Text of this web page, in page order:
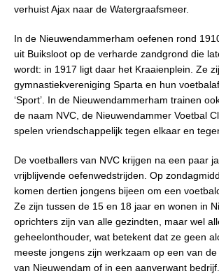
verhuist Ajax naar de Watergraafsmeer.
In de Nieuwendammerham oefenen rond
uit Buiksloot op de verharde zandgrond die
wordt: in 1917 ligt daar het Kraaienplein. Ze
gymnastiekvereniging Sparta en hun
‘Sport’. In de Nieuwendammerham trainen
de naam NVC, de Nieuwendammer Voetbal
spelen vriendschappelijk tegen elkaar en
De voetballers van NVC krijgen na een paar
vrijblijvende oefenwedstrijden. Op
komen dertien jongens bijeen om een
Ze zijn tussen de 15 en 18 jaar en wonen in
oprichters zijn van alle gezindten, maar wel
geheelonthouder, wat betekent dat ze geen
meeste jongens zijn werkzaam op een van
van Nieuwendam of in een aanverwant bedrijf.